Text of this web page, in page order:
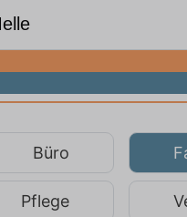
Büro
Pflege